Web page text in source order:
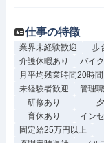
仕事の特徴
業界未経験歓迎 歩
介護休暇あり
バイ
月平均残業時間20時
未経験者歓迎
管理
研修あり
育休あり
イン
固定給25万円以上